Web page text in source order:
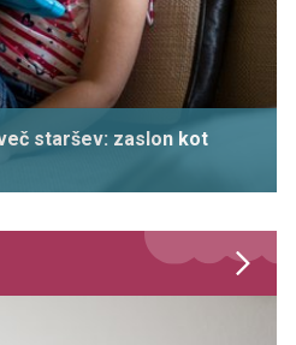
staršev: zaslon kot